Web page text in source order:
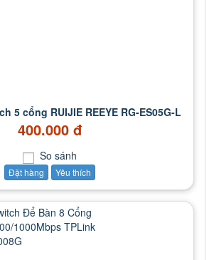
5 cổng RUIJIE REEYE RG-ES05G-L
400.000 đ
So sánh
Đặt hàng Yêu thích